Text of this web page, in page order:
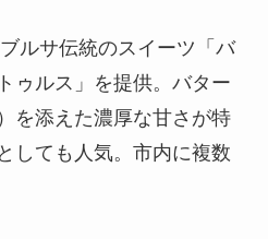
ルサ伝統のスイーツ「バ
ゥルス」を提供。バター
を添えた濃厚な甘さが特
しても人気。市内に複数